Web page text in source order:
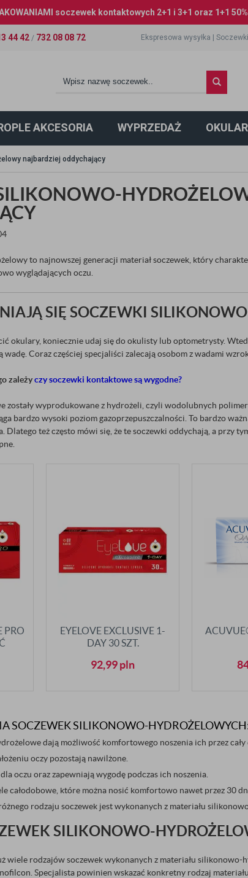
soczewek kontaktowych 2+1 i 3+1 oraz 1+1
44 42 / 732 08 08 72 Ekspresowa wysyłka |
AKCESORIA WYPRZEDAŻ
najbardziej oddychający
to najnowszej generacji materiał soczewek, który
wyglądających oczu.
SIĘ SOCZEWKI
okulary, koniecznie udaj się do okulisty lub optometrysty.
wadę. Coraz częściej specjaliści zalecają osobom z wadami
zależyczy soczewki kontaktowe są wygodne?
zostały wyprodukowane z hydrożeli, czyli wodolubnych
bardzo wysoki poziom gazoprzepuszczalności. To bardzo
Dlatego też często mówi się, że te soczewki oddychają, a przy
PRO
EYELOVE EXCLUSIVE 1-
DAY 30 SZT.
92,99pln
SOCZEWEK SILIKONOWO-
dają możliwość komfortowego noszenia ich przez cały
oczy pozostają nawilżone.
oczu oraz zapewniają wygodę podczas ich noszenia.
całodobowe, które można nosić komfortowo nawet przez 30
rodzaju soczewek jest wykonanych z materiału
SILIKONOWO-
wiele rodzajów soczewek wykonanych z materiału
Specjalista powinien wskazać konkretny rodzaj